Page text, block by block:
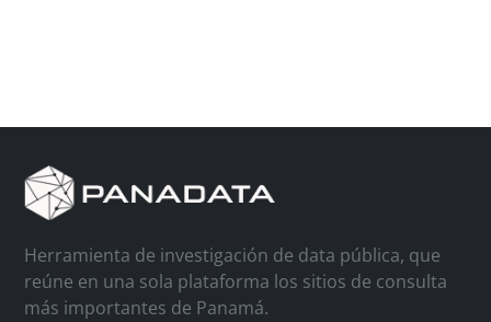
Herramienta de investigación de data pública, que
reúne en una sola plataforma los sitios de consulta
más importantes de Panamá.